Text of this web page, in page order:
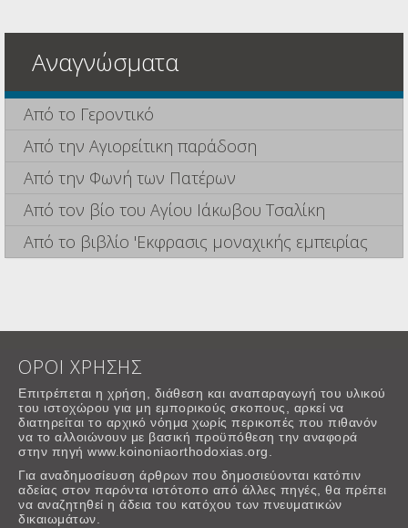
Αναγνώσματα
Από το Γεροντικό
Από την Αγιορείτικη παράδοση
Από την Φωνή των Πατέρων
Από τον βίο του Αγίου Ιάκωβου Τσαλίκη
Από το βιβλίο 'Εκφρασις μοναχικής εμπειρίας
ΟΡΟΙ ΧΡΗΣΗΣ
Επιτρέπεται η χρήση, διάθεση και αναπαραγωγή του υλικού
του ιστοχώρου για μη εμπορικούς σκοπους, αρκεί να
διατηρείται το αρχικό νόημα χωρίς περικοπές που πιθανόν
να το αλλοιώνουν με βασική προϋπόθεση την αναφορά
στην πηγή www.koinoniaorthodoxias.org.
Για αναδημοσίευση άρθρων που δημοσιεύονται κατόπιν
αδείας στον παρόντα ιστότοπο από άλλες πηγές, θα πρέπει
να αναζητηθεί η άδεια του κατόχου των πνευματικών
δικαιωμάτων.